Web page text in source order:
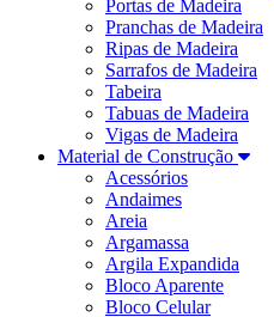
Portas de Madeira
Pranchas de Madeira
Ripas de Madeira
Sarrafos de Madeira
Tabeira
Tabuas de Madeira
Vigas de Madeira
Material de Construção
Acessórios
Andaimes
Areia
Argamassa
Argila Expandida
Bloco Aparente
Bloco Celular